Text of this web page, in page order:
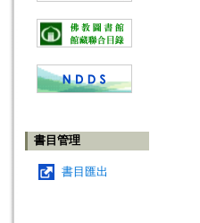
書目管理
書目匯出